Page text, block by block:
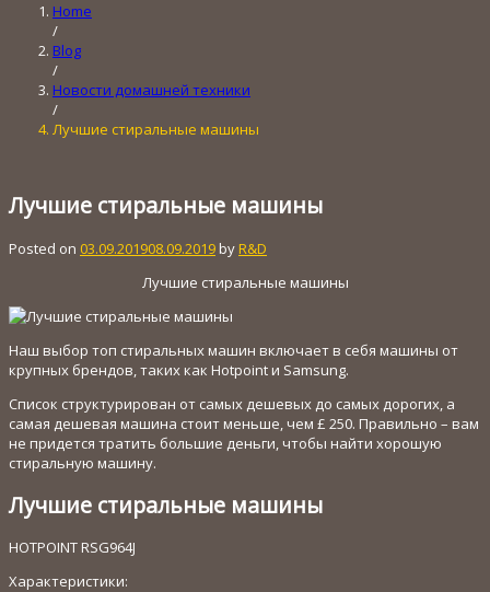
Home
/
Blog
/
Новости домашней техники
/
Лучшие стиральные машины
Лучшие стиральные машины
Posted on 03.09.201908.09.2019by R&D
Лучшие стиральные машины
Наш выбор топ стиральных машин включает в себя машины от
крупных брендов, таких как Hotpoint и Samsung.
Список структурирован от самых дешевых до самых дорогих, а
самая дешевая машина стоит меньше, чем £ 250. Правильно – вам
не придется тратить большие деньги, чтобы найти хорошую
стиральную машину.
Лучшие стиральные машины
HOTPOINT RSG964J
Характеристики: